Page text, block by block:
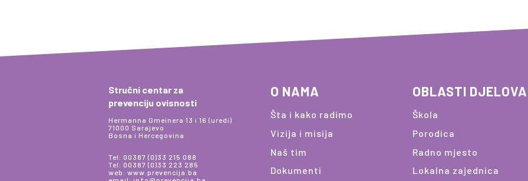
Stručni centar za
prevenciju ovisnosti
Hermanna Gmeinera 13 i 16 (uredi)
71000 Sarajevo
Bosna i Hercegovina
Tel: 00387 (0)33 215 088
Tel: 00387 (0)33 223 285
web: www.prevencija.ba
O NAMA
Šta i kako radimo
Vizija i misija
Naš tim
Dokumenti
OBLASTI
Škola
Porodica
Radno mjesto
Lokalna zajednica